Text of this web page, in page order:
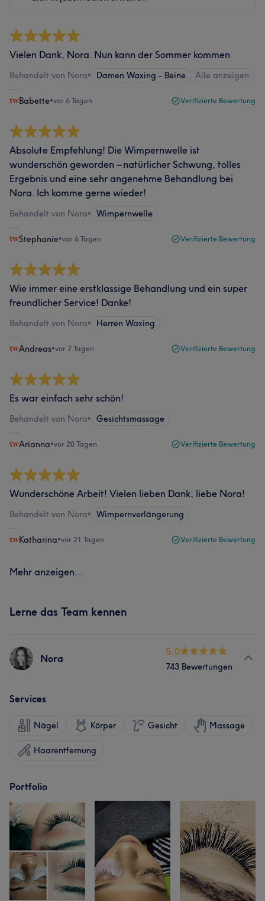
Vielen Dank, Nora. Nun kann der Sommer kommen
Behandelt von Nora• Damen Waxing - Beine Alle anzeigen
Babette•vor 6 Tagen Verifizierte Bewertung
Absolute Empfehlung! Die Wimpernwelle ist
wunderschön geworden – natürlicher Schwung, tolles
Ergebnis und eine sehr angenehme Behandlung bei
Nora. Ich komme gerne wieder!
Behandelt von Nora• Wimpernwelle
Stephanie•vor 6 Tagen Verifizierte Bewertung
Wie immer eine erstklassige Behandlung und ein super
freundlicher Service! Danke!
Behandelt von Nora• Herren Waxing
Andreas•vor 7 Tagen Verifizierte Bewertung
Es war einfach sehr schön!
Behandelt von Nora• Gesichtsmassage
Arianna•vor 20 Tagen Verifizierte Bewertung
Wunderschöne Arbeit! Vielen lieben Dank, liebe Nora!
Behandelt von Nora• Wimpernverlängerung
Katharina•vor 21 Tagen Verifizierte Bewertung
Mehr anzeigen...
Lerne das Team kennen
Nora
5.0
743 Bewertungen
Services
Nägel Körper Gesicht Massage
Haarentfernung
Portfolio